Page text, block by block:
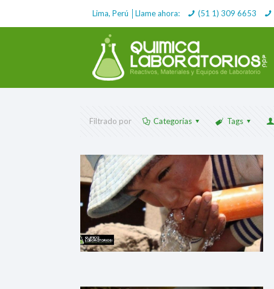
Lima, Perú │Llame ahora: (51 1) 309 6653
Filtrado por Categorías Tags